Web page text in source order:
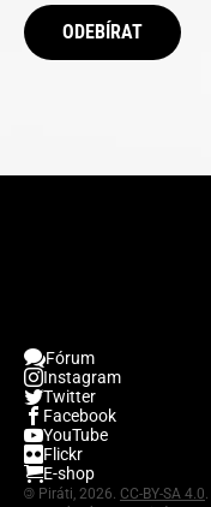
ODEBÍRAT
Fórum
Instagram
Twitter
Facebook
YouTube
Flickr
E-shop
© Piráti, 2026. CC-BY-SA 4.0